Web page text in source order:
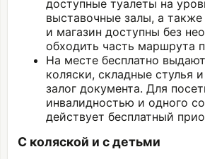
доступные туалеты на
выставочные залы, а
и магазин доступны без
обходить часть маршрута
На месте бесплатно
коляски, складные стулья
залог документа. Для
инвалидностью и одного
действует бесплатный
С коляской и с детьми